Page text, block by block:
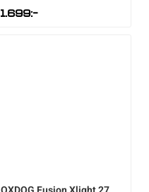
1.699:-